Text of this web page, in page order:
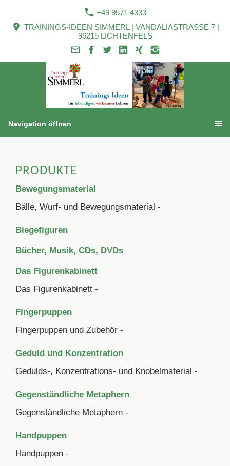
+49 9571 4333
TRAININGS-IDEEN SIMMERL | VANDALIASTRASSE 7 |
96215 LICHTENFELS
Navigation öffnen
PRODUKTE
Bewegungsmaterial
Bälle, Wurf- und Bewegungsmaterial -
Biegefiguren
Bücher, Musik, CDs, DVDs
Das Figurenkabinett
Das Figurenkabinett -
Fingerpuppen
Fingerpuppen und Zubehör -
Geduld und Konzentration
Gedulds-, Konzentrations- und Knobelmaterial -
Gegenständliche Metaphern
Gegenständliche Metaphern -
Handpuppen
Handpuppen -